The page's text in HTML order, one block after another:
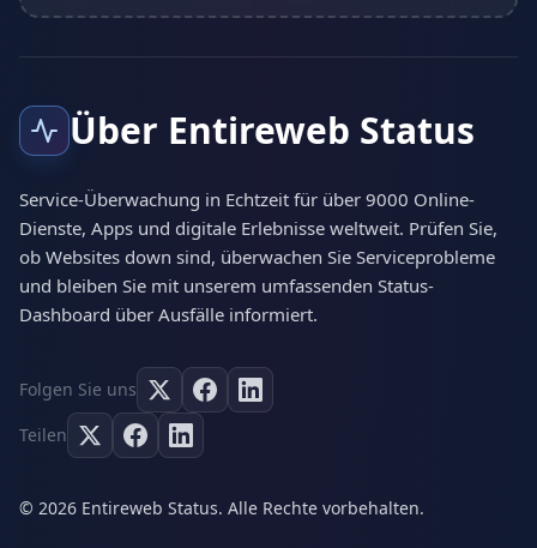
Über Entireweb Status
Service-Überwachung in Echtzeit für über 9000 Online-
Dienste, Apps und digitale Erlebnisse weltweit. Prüfen Sie,
ob Websites down sind, überwachen Sie Serviceprobleme
und bleiben Sie mit unserem umfassenden Status-
Dashboard über Ausfälle informiert.
Folgen Sie uns
Teilen
© 2026 Entireweb Status. Alle Rechte vorbehalten.